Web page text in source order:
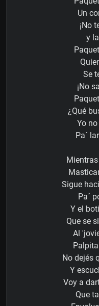
Un
¡No
y
Se
¡No
¿Qué
Yo
Pa´
Sigue
Pa´
Y el
Que se
Al
No dejés
Y
Voy a
Que